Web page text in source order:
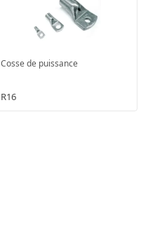
Cosse de puissance
R16